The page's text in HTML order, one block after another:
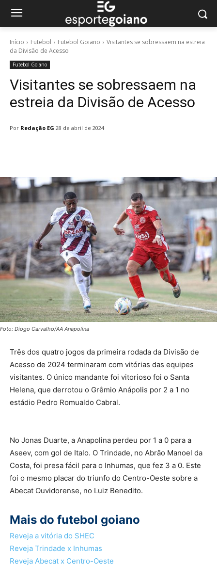
Início Futebol Futebol Goiano
Visitantes se sobressaem na estreia
da Divisão de Acesso
Futebol Goiano
Visitantes se sobressaem na
estreia da Divisão de Acesso
Por Redação EG 28 de abril de 2024
Foto: Diogo Carvalho/AA Anapolina
Três dos quatro jogos da primeira rodada da Divisão de
Acesso de 2024 terminaram com vitórias das equipes
visitantes. O único mandante foi vitorioso foi o Santa
Helena, que derrotou o Grêmio Anápolis por 2 a 1 no
estádio Pedro Romualdo Cabral.
No Jonas Duarte, a Anapolina perdeu por 1 a 0 para a
Aseev, com gol de Italo. O Trindade, no Abrão Manoel da
Costa, foi presa fácil para o Inhumas, que fez 3 a 0. Este
foi o mesmo placar do triunfo do Centro-Oeste sobre a
Abecat Ouvidorense, no Luiz Benedito.
Mais do futebol goiano
Reveja a vitória do SHEC
Reveja Trindade x Inhumas
Reveja Abecat x Centro-Oeste